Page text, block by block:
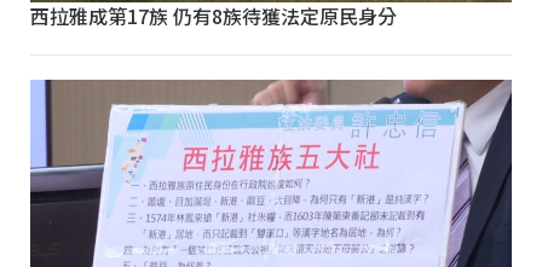
西拉雅成第17族 仍有8族待獲法定原民身分